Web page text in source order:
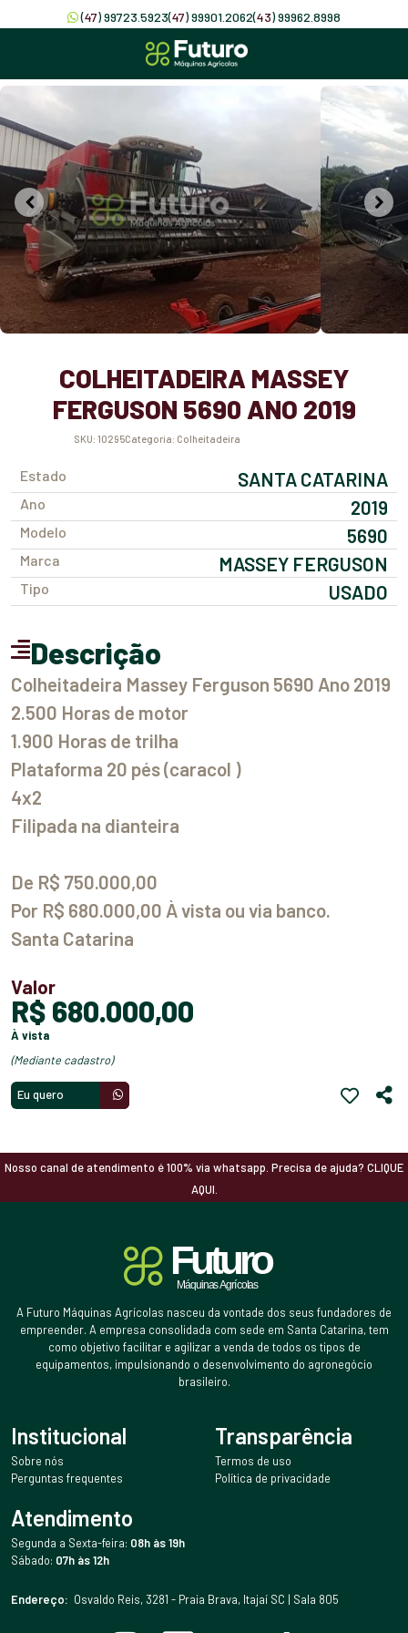
(47) 99723.5923(47) 99901.2062(43) 99962.8998
COLHEITADEIRA MASSEY
FERGUSON 5690 ANO 2019
SKU: 10295 Categoria: Colheitadeira
Estado SANTA CATARINA
Ano 2019
Modelo 5690
Marca MASSEY FERGUSON
Tipo USADO
Descrição
Colheitadeira Massey Ferguson 5690 Ano 2019
2.500 Horas de motor
1.900 Horas de trilha
Plataforma 20 pés (caracol )
4x2
Filipada na dianteira
De R$ 750.000,00
Por R$ 680.000,00 À vista ou via banco.
Santa Catarina
Valor
R$ 680.000,00
à vista
(mediante cadastro)
Eu quero
Nosso canal de atendimento é 100% via whatsapp. Precisa de ajuda? CLIQUE
AQUI.
A Futuro Máquinas Agrícolas nasceu da vontade dos seus fundadores de
empreender. A empresa consolidada com sede em Santa Catarina, tem
como objetivo facilitar e agilizar a venda de todos os tipos de
equipamentos, impulsionando o desenvolvimento do agronegócio
brasileiro.
Institucional
Sobre nós
Perguntas frequentes
Transparência
Termos de uso
Política de privacidade
Atendimento
Segunda a Sexta-feira: 08h às 19h
Sábado: 07h às 12h
Endereço: Osvaldo Reis, 3281 - Praia Brava, Itajaí SC | Sala 805